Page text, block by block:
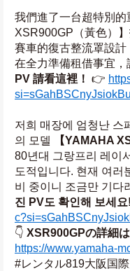
我們進了一台超特別
XSR900GP（黃色）
賽車的復古整流罩設
在全力準備租借事宜，
PV 請看這裡！ 👉
si=sGahBSCnyJsiokBu
저희 매장에 엄청난 스
의 모델
【YAMAHA
80년대 그랑프리 레이
도적입니다. 현재 여러
비 중이니 조금만 기다
진 PV도 확인해 보세요!
👇 XSR900GPの詳細
https://www.yamaha-
#レンタル819大阪国